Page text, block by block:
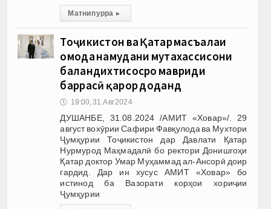
Матни пурра ▸
Тоҷикистон ва Қатар масъалаи
омода намудани мутахассисони
баландихтисосро мавриди
баррасӣ қарор доданд
🕔 19:00, 31.Авг 2024
ДУШАНБЕ, 31.08.2024 /АМИТ «Ховар»/. 29
август вохӯрии Сафири Фавқулода ва Мухтори
Ҷумҳурии Тоҷикистон дар Давлати Қатар
Нурмурод Маҳмадалӣ бо ректори Донишгоҳи
Қатар доктор Умар Муҳаммад ал-Ансорӣ доир
гардид. Дар ин хусус АМИТ «Ховар» бо
истинод ба Вазорати корҳои хориҷии
Ҷумҳурии